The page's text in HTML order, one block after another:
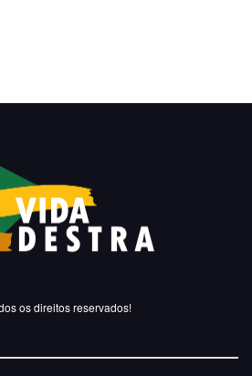
os direitos reservados!